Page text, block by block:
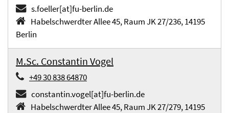
s.foeller[at]fu-berlin.de
Habelschwerdter Allee 45, Raum JK 27/236, 14195
Berlin
M.Sc. Constantin Vogel
+49 30 838 64870
constantin.vogel[at]fu-berlin.de
Habelschwerdter Allee 45, Raum JK 27/279, 14195